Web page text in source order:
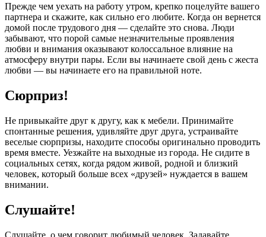
Прежде чем уехать на работу утром, крепко поцелуйте вашего
партнера и скажите, как сильно его любите. Когда он вернется
домой после трудового дня — сделайте это снова. Люди
забывают, что порой самые незначительные проявления
любви и внимания оказывают колоссальное влияние на
атмосферу внутри пары. Если вы начинаете свой день с жеста
любви — вы начинаете его на правильной ноте.
Сюрприз!
Не привыкайте друг к другу, как к мебели. Принимайте
спонтанные решения, удивляйте друг друга, устраивайте
веселые сюрпризы, находите способы оригинально проводить
время вместе. Уезжайте на выходные из города. Не сидите в
социальных сетях, когда рядом живой, родной и близкий
человек, который больше всех «друзей» нуждается в вашем
внимании.
Слушайте!
Слушайте, о чем говорит любимый человек. Задавайте